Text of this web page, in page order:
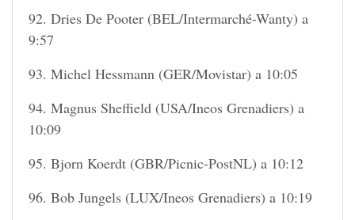
92. Dries De Pooter (BEL/Intermarché-Wanty) a
9:57
93. Michel Hessmann (GER/Movistar) a 10:05
94. Magnus Sheffield (USA/Ineos Grenadiers) a
10:09
95. Bjorn Koerdt (GBR/Picnic-PostNL) a 10:12
96. Bob Jungels (LUX/Ineos Grenadiers) a 10:19